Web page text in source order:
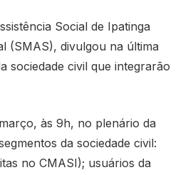
Social de Ipatinga
(SMAS), divulgou na última
sociedade civil que integrarão
às 9h, no plenário da
da sociedade civil:
no CMASI); usuários da